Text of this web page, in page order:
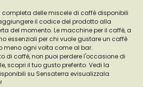
completa delle miscele di caffè disponibili
il codice del prodotto alla
del momento. Le macchine per il caffè, a
essenziali per chi vuole gustare un caffè
meno ogni volta come al bar.
di caffè, non puoi perdere l'occasione di
scopri il tuo gusto preferito. Vedi la
su Sensaterra evisualizzala